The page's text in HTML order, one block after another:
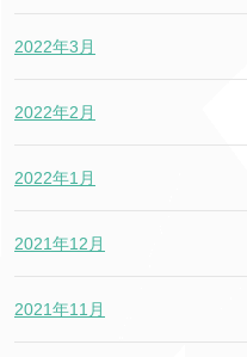
2022年3月
2022年2月
2022年1月
2021年12月
2021年11月